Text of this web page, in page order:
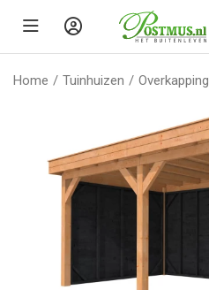
Home / Tuinhuizen / Overkapping